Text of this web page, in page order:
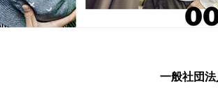
一般社団